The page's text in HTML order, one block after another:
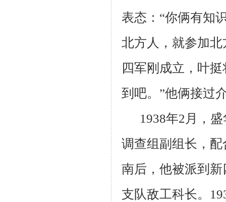
表态：“你俩有知
北方人，就参加
四军刚成立，叶
到吧。”他俩接过
1938年2月，盛
调查组副组长，
南后，他被派到
支队敌工科长。